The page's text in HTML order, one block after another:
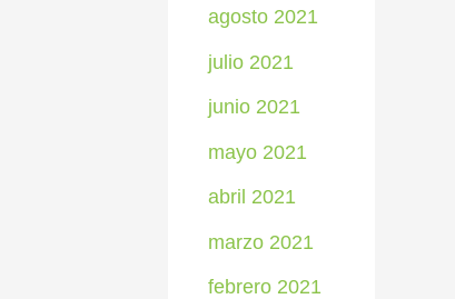
agosto 2021
julio 2021
junio 2021
mayo 2021
abril 2021
marzo 2021
febrero 2021